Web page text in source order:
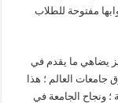
مفتوحة للطلاب
يضاهي ما يقدم في
جامعات العالم ؛ هذا
؛ ونجاح الجامعة في